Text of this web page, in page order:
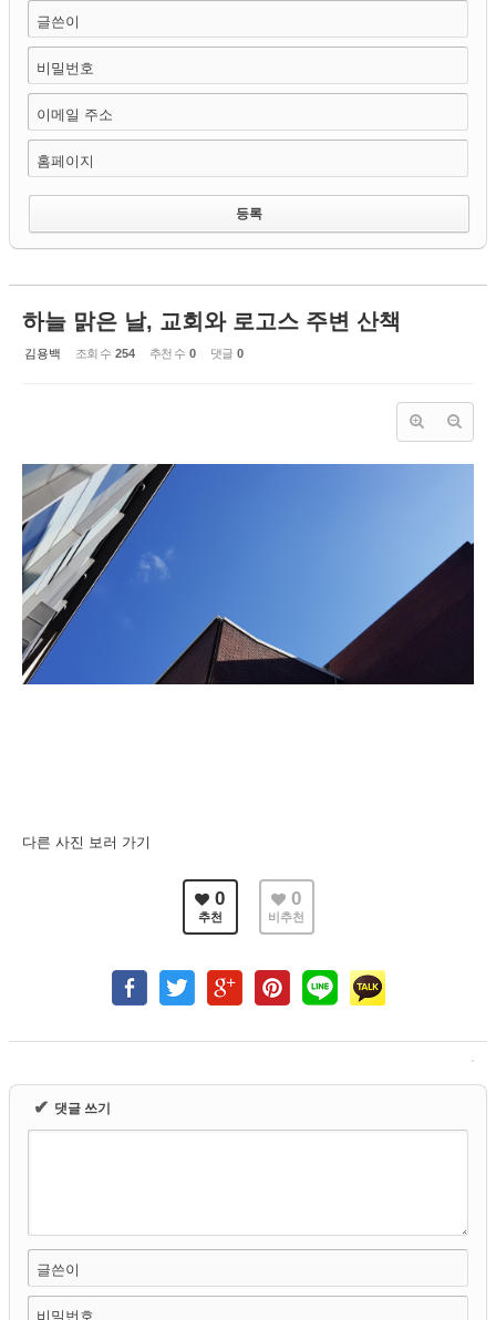
글쓴이
비밀번호
이메일 주소
홈페이지
하늘 맑은 날, 교회와 로고스 주변 산책
김용백 조회 수 254 추천 수 0 댓글 0
다른 사진 보러 가기
0
추천
0
비추천
✔ 댓글 쓰기
글쓴이
비밀번호